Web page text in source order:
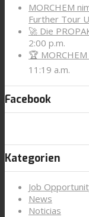
MORCHEM
Further Tour
🚀 Die
2:00 p.m.
🏆
11:19 a.m.
Facebook
Kategorien
Job
News
Noticias